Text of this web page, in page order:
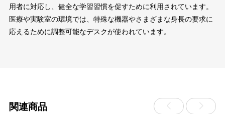
用者に対応し、健全な学習習慣を促すために利用されています。
医療や実験室の環境では、特殊な機器やさまざまな身長の要求に
応えるために調整可能なデスクが使われています。
関連商品